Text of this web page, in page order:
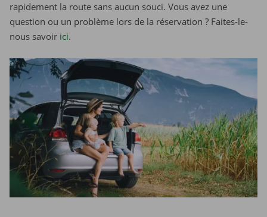
rapidement la route sans aucun souci. Vous avez une
question ou un problème lors de la réservation ? Faites-le-
nous savoir ici.